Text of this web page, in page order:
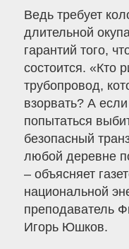
Ведь требует
длительной
гарантий того,
состоится. «Кто
трубопровод,
взорвать? А
попытаться
безопасный
любой деревне
– объясняет
национальной
преподаватель
Игорь Юшков.